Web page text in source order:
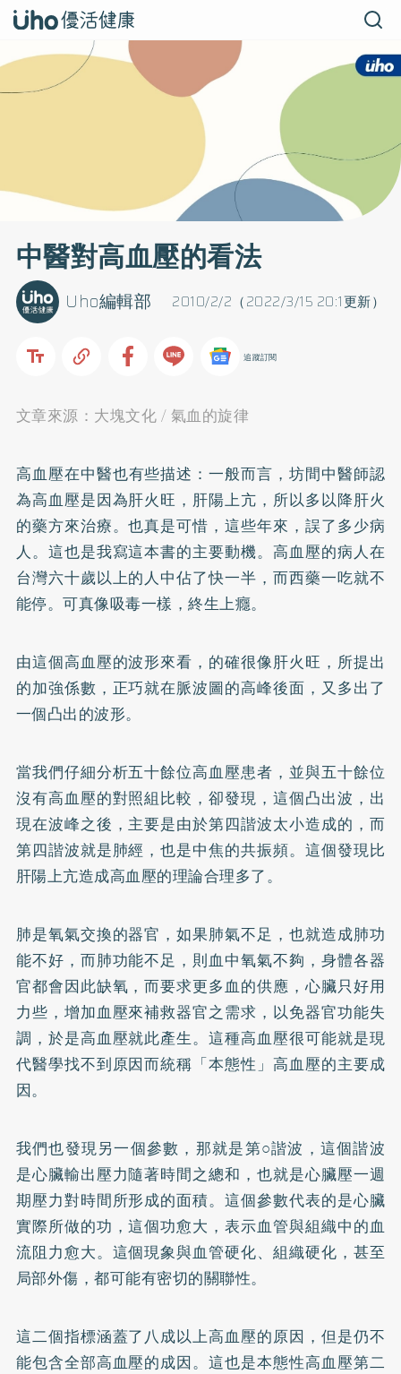
中醫對高血壓的看法
2010/2/2（2022/3/15 20:1更新）
Uho編輯部
追蹤訂閱
文章來源：大塊文化 / 氣血的旋律
高血壓在中醫也有些描述：一般而言，坊間中醫師認
為高血壓是因為肝火旺，肝陽上亢，所以多以降肝火
的藥方來治療。也真是可惜，這些年來，誤了多少病
人。這也是我寫這本書的主要動機。高血壓的病人在
台灣六十歲以上的人中佔了快一半，而西藥一吃就不
能停。可真像吸毒一樣，終生上癮。
由這個高血壓的波形來看，的確很像肝火旺，所提出
的加強係數，正巧就在脈波圖的高峰後面，又多出了
一個凸出的波形。
當我們仔細分析五十餘位高血壓患者，並與五十餘位
沒有高血壓的對照組比較，卻發現，這個凸出波，出
現在波峰之後，主要是由於第四諧波太小造成的，而
第四諧波就是肺經，也是中焦的共振頻。這個發現比
肝陽上亢造成高血壓的理論合理多了。
肺是氧氣交換的器官，如果肺氣不足，也就造成肺功
能不好，而肺功能不足，則血中氧氣不夠，身體各器
官都會因此缺氧，而要求更多血的供應，心臟只好用
力些，增加血壓來補救器官之需求，以免器官功能失
調，於是高血壓就此產生。這種高血壓很可能就是現
代醫學找不到原因而統稱「本態性」高血壓的主要成
因。
我們也發現另一個參數，那就是第○諧波，這個諧波
是心臟輸出壓力隨著時間之總和，也就是心臟壓一週
期壓力對時間所形成的面積。這個參數代表的是心臟
實際所做的功，這個功愈大，表示血管與組織中的血
流阻力愈大。這個現象與血管硬化、組織硬化，甚至
局部外傷，都可能有密切的關聯性。
這二個指標涵蓋了八成以上高血壓的原因，但是仍不
能包含全部高血壓的成因。這也是本態性高血壓第二